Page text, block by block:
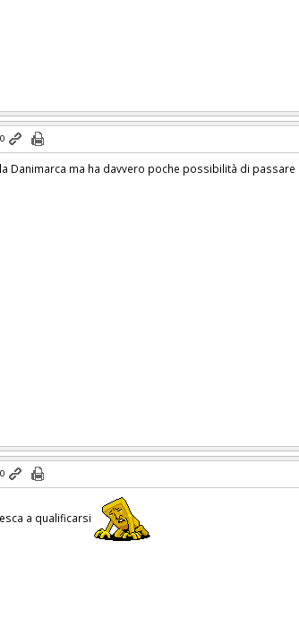
Danimarca ma ha davvero poche possibilità di passare
a qualificarsi